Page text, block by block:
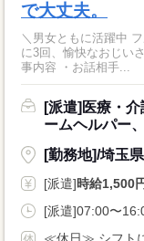
で大丈夫。
＼男女ともに活躍中
に3回、愉快なおじい
事内容 ・お話相手...
[派遣]医療・
ームヘルパー
[勤務地]/埼玉
[派遣]時給1,500
[派遣]07:00〜